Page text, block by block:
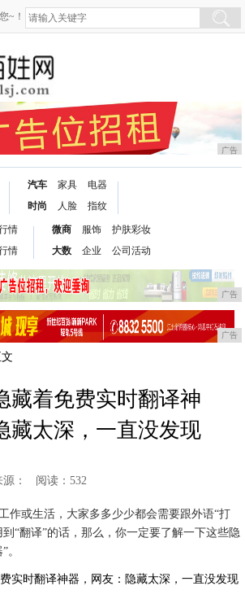
~！
广告
汽车
时尚
家具
人脸
电器
指纹
情
情
微商
大数
服饰
企业
护肤彩妆
公司活动
广告
广告
藏着免费实时翻译神
藏太深，一直没发现
源： 阅读：532
作或生活，大家多多少少都会需要跟外语“打
“翻译”的话，那么，你一定要了解一下这些隐
。